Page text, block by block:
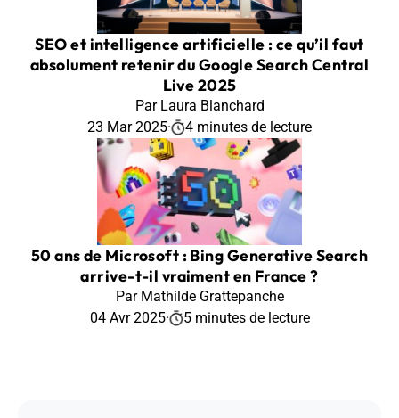
SEO et intelligence artificielle : ce qu’il faut
absolument retenir du Google Search Central
Live 2025
Par Laura Blanchard
23 Mar 2025· 4 minutes de lecture
50 ans de Microsoft : Bing Generative Search
arrive-t-il vraiment en France ?
Par Mathilde Grattepanche
04 Avr 2025· 5 minutes de lecture